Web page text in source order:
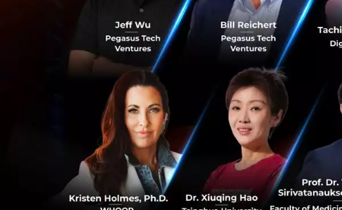
วิธีหนึ่งที่จะได้วัสดุว่องไ
ปัญหาคือการละลายแร่
Acid) ซึ่งเป็นสารเคมีอั
ออริกออกมาเป็นผลพล
จุดพลิกมาจากความทรง
Massachusetts เมื่อรา
ว่าในนั้นมันมีอะไรอยู่นะ"
ครีมกัดกระจกที่หาซื้อได้